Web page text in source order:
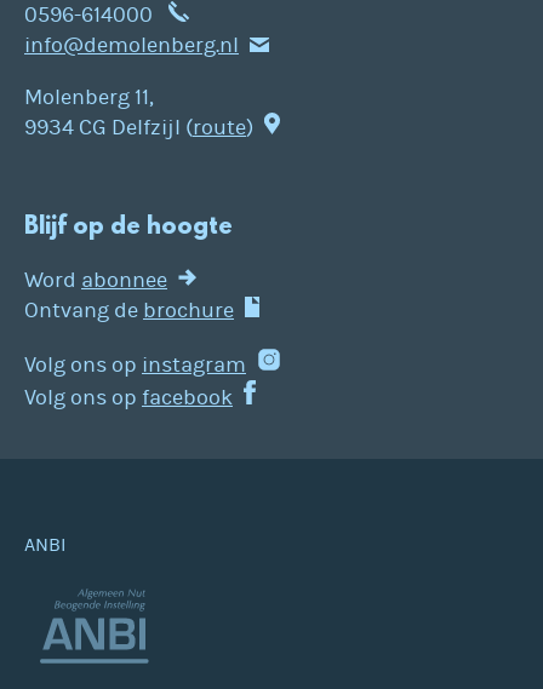
0596-614000
info@demolenberg.nl
Molenberg 11,
9934 CG Delfzijl (route)
Blijf op de hoogte
Word abonnee
Ontvang de brochure
Volg ons op instagram
Volg ons op facebook
ANBI